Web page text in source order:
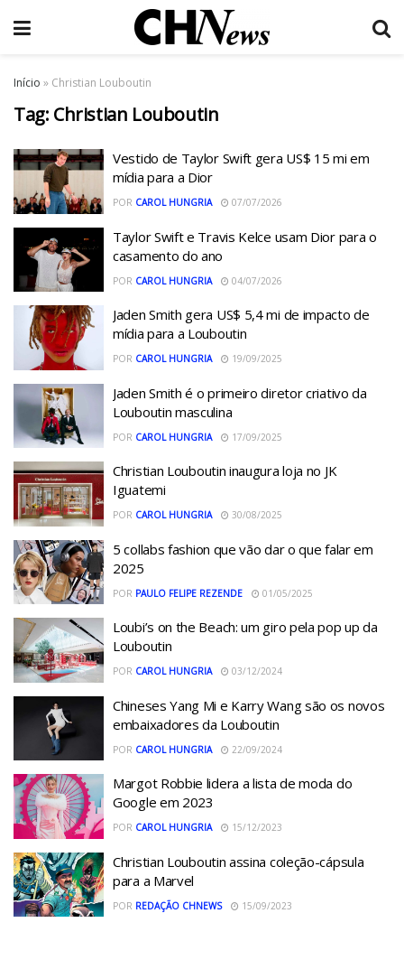
Início » Christian Louboutin
Tag: Christian Louboutin
Vestido de Taylor Swift gera US$ 15 mi em
mídia para a Dior
POR CAROL HUNGRIA 07/07/2026
Taylor Swift e Travis Kelce usam Dior para o
casamento do ano
POR CAROL HUNGRIA 04/07/2026
Jaden Smith gera US$ 5,4 mi de impacto de
mídia para a Louboutin
POR CAROL HUNGRIA 19/09/2025
Jaden Smith é o primeiro diretor criativo da
Louboutin masculina
POR CAROL HUNGRIA 17/09/2025
Christian Louboutin inaugura loja no JK
Iguatemi
POR CAROL HUNGRIA 30/08/2025
5 collabs fashion que vão dar o que falar em
2025
POR PAULO FELIPE REZENDE 01/05/2025
Loubi’s on the Beach: um giro pela pop up da
Louboutin
POR CAROL HUNGRIA 03/12/2024
Chineses Yang Mi e Karry Wang são os novos
embaixadores da Louboutin
POR CAROL HUNGRIA 22/09/2024
Margot Robbie lidera a lista de moda do
Google em 2023
POR CAROL HUNGRIA 15/12/2023
Christian Louboutin assina coleção-cápsula
para a Marvel
POR REDAÇÃO CHNEWS 15/09/2023